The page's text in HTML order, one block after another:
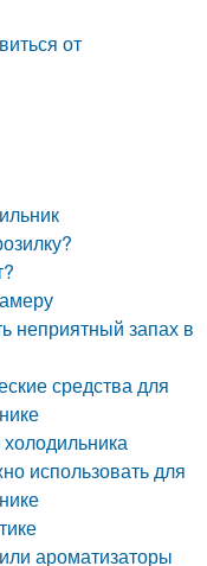
от
неприятный запах в
средства для
использовать для
ароматизаторы